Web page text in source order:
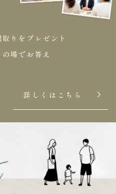
りをプレゼント
場でお答え
詳しくはこちら